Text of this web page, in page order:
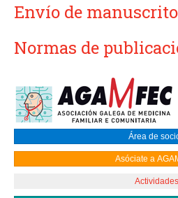
Envío de
Normas de
Área de
Asóciate a
Actividades